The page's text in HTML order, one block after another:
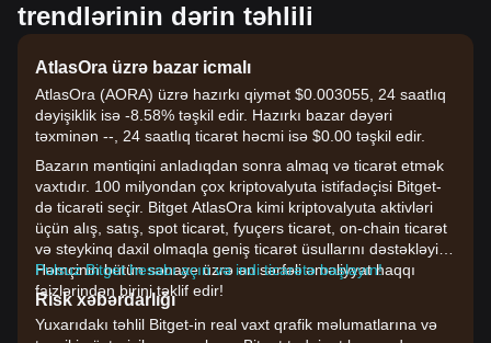
trendlərinin dərin təhlili
AtlasOra üzrə bazar icmalı
AtlasOra (AORA) üzrə hazırkı qiymət $0.003055, 24 saatlıq
dəyişiklik isə -8.58% təşkil edir. Hazırkı bazar dəyəri
təxminən --, 24 saatlıq ticarət həcmi isə $0.00 təşkil edir.
Bazarın məntiqini anladıqdan sonra almaq və ticarət etmək
vaxtıdır. 100 milyondan çox kriptovalyuta istifadəçisi Bitget-
də ticarəti seçir. Bitget AtlasOra kimi kriptovalyuta aktivləri
üçün alış, satış, spot ticarət, fyuçers ticarət, on-chain ticarət
və steykinq daxil olmaqla geniş ticarət üsullarını dəstəkləyir.
Həmçinin bütün sənaye üzrə ən sərfəli əməliyyat haqqı
faizlərindən birini təklif edir!
Pulsuz Bitget hesabı açın və indi ticarətə başlayın!
Risk xəbərdarlığı
Yuxarıdakı təhlil Bitget-in real vaxt qrafik məlumatlarına və